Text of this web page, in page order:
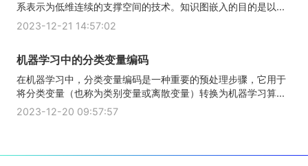
系表示为低维连续的支撑空间的技术。知识图嵌入的目的是以...
2023-12-21 14:57:02
机器学习中的分类变量编码
在机器学习中，分类变量编码是一种重要的预处理步骤，它用于
将分类变量（也称为类别变量或离散变量）转换为机器学习算...
2023-12-20 09:57:57